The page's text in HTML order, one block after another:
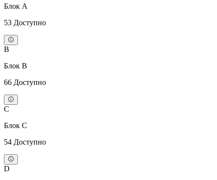
Блок A
53 Доступно
B
Блок B
66 Доступно
C
Блок C
54 Доступно
D